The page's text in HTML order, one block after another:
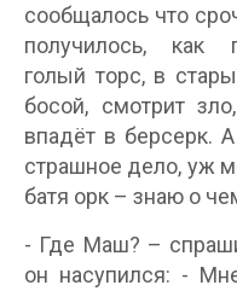
сообщалось что
получилось, как
голый торс, в
босой, смотрит
впадёт в берсерк.
страшное дело, уж
батя орк – знаю о
- Где Маш? –
он насупился: -